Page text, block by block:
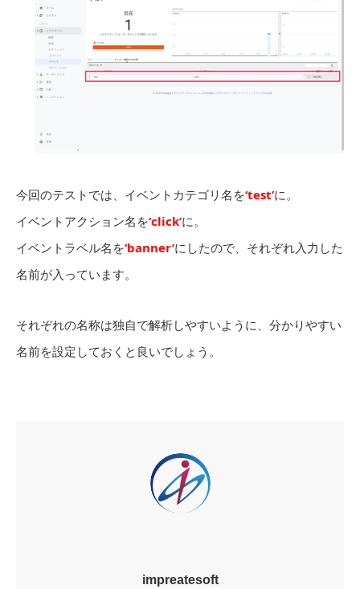
今回のテストでは、イベントカテゴリ名を‘test’に。
イベントアクション名を‘click’に。
イベントラベル名を‘banner’にしたので、それぞれ入力した
名前が入っています。
それぞれの名称は独自で解析しやすいように、分かりやすい
名前を設定しておくと良いでしょう。
impreatesoft